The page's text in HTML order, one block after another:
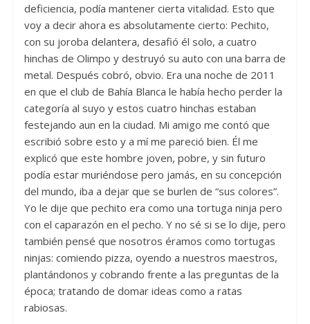
deficiencia, podía mantener cierta vitalidad. Esto que
voy a decir ahora es absolutamente cierto: Pechito,
con su joroba delantera, desafió él solo, a cuatro
hinchas de Olimpo y destruyó su auto con una barra de
metal. Después cobró, obvio. Era una noche de 2011
en que el club de Bahía Blanca le había hecho perder la
categoría al suyo y estos cuatro hinchas estaban
festejando aun en la ciudad. Mi amigo me contó que
escribió sobre esto y a mí me pareció bien. Él me
explicó que este hombre joven, pobre, y sin futuro
podía estar muriéndose pero jamás, en su concepción
del mundo, iba a dejar que se burlen de “sus colores”.
Yo le dije que pechito era como una tortuga ninja pero
con el caparazón en el pecho. Y no sé si se lo dije, pero
también pensé que nosotros éramos como tortugas
ninjas: comiendo pizza, oyendo a nuestros maestros,
plantándonos y cobrando frente a las preguntas de la
época; tratando de domar ideas como a ratas
rabiosas.